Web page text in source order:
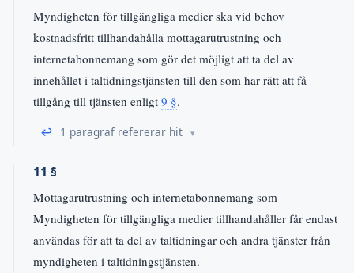
Myndigheten för tillgängliga medier ska vid behov
kostnadsfritt tillhandahålla mottagarutrustning och
internetabonnemang som gör det möjligt att ta del av
innehållet i taltidningstjänsten till den som har rätt att få
tillgång till tjänsten enligt 9 §.
↩ 1 paragraf refererar hit
11 §
Mottagarutrustning och internetabonnemang som
Myndigheten för tillgängliga medier tillhandahåller får endast
användas för att ta del av taltidningar och andra tjänster från
myndigheten i taltidningstjänsten.